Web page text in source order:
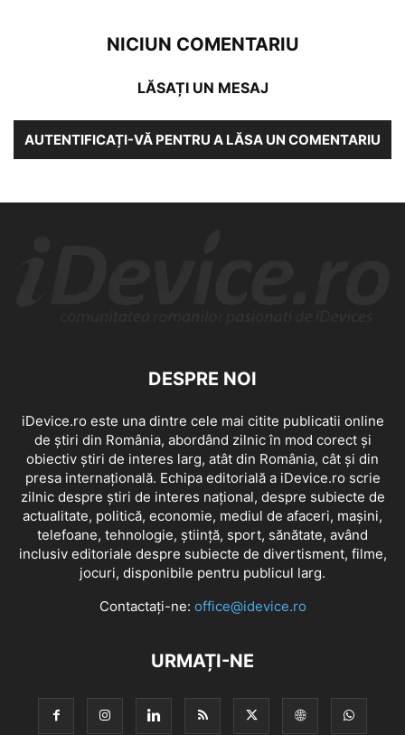
NICIUN COMENTARIU
LĂSAȚI UN MESAJ
AUTENTIFICAȚI-VĂ PENTRU A LĂSA UN COMENTARIU
DESPRE NOI
iDevice.ro este una dintre cele mai citite publicatii online
de știri din România, abordând zilnic în mod corect și
obiectiv știri de interes larg, atât din România, cât și din
presa internațională. Echipa editorială a iDevice.ro scrie
zilnic despre știri de interes național, despre subiecte de
actualitate, politică, economie, mediul de afaceri, mașini,
telefoane, tehnologie, știință, sport, sănătate, având
inclusiv editoriale despre subiecte de divertisment, filme,
jocuri, disponibile pentru publicul larg.
Contactați-ne: office@idevice.ro
URMAȚI-NE